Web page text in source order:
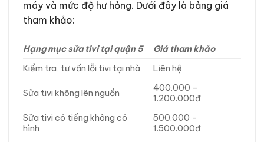
máy và mức độ hư hỏng. Dưới đây là bảng giá
tham khảo:
Hạng mục sửa tivi tại quận 5
Giá tham khảo
Kiểm tra, tư vấn lỗi tivi tại nhà
Liên hệ
Sửa tivi không lên nguồn
400.000 –
1.200.000đ
Sửa tivi có tiếng không có
hình
500.000 –
1.500.000đ